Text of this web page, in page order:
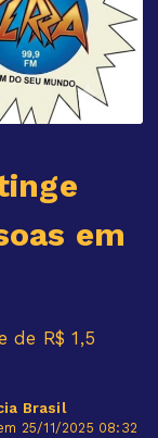
em
de R$ 1,5
Brasil
25/11/2025 08:32